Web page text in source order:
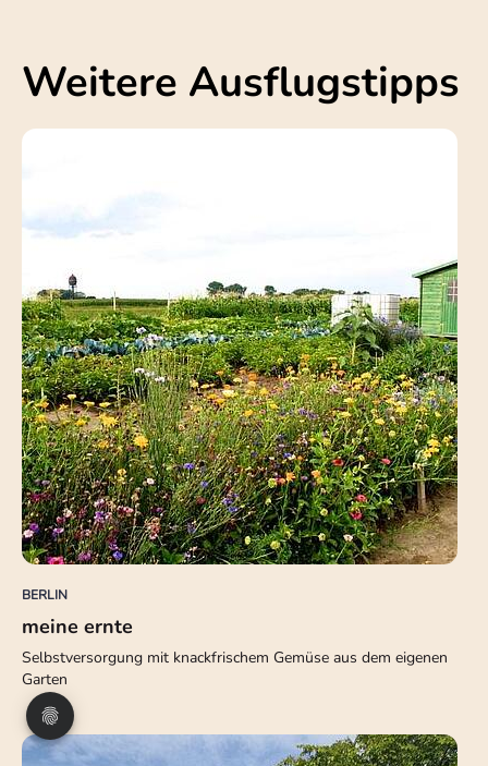
Weitere Ausflugstipps
BERLIN
meine ernte
Selbstversorgung mit knackfrischem Gemüse aus dem eigenen
Garten